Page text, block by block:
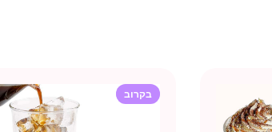
בקרוב